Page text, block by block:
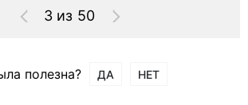
3 из 50
полезна? ДА НЕТ